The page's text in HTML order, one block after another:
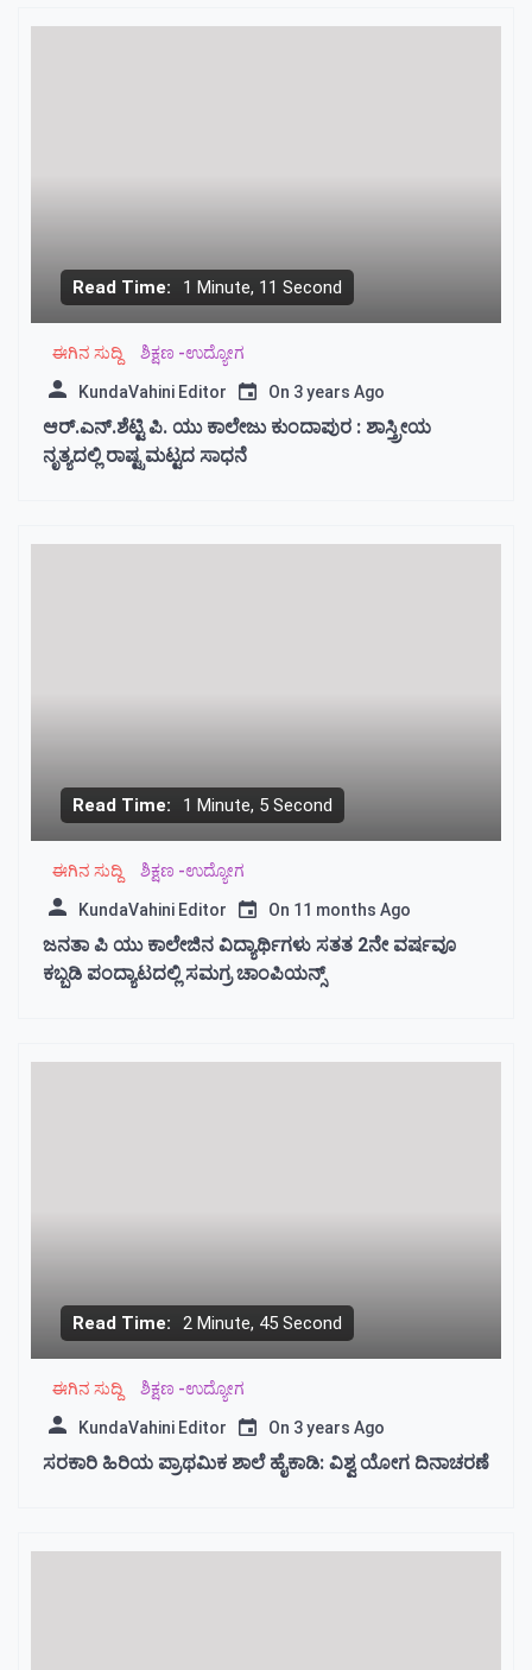
Read Time: 1 Minute, 11 Second
ಈಗಿನ ಸುದ್ದಿ ಶಿಕ್ಷಣ -ಉದ್ಯೋಗ
KundaVahini Editor On 3 years Ago
ಆರ್‌.ಎನ್.‌ಶೆಟ್ಟಿ ಪಿ. ಯು ಕಾಲೇಜು ಕುಂದಾಪುರ : ಶಾಸ್ತ್ರೀಯ
ನೃತ್ಯದಲ್ಲಿ ರಾಷ್ಟ್ರಮಟ್ಟದ ಸಾಧನೆ
Read Time: 1 Minute, 5 Second
ಈಗಿನ ಸುದ್ದಿ ಶಿಕ್ಷಣ -ಉದ್ಯೋಗ
KundaVahini Editor On 11 months Ago
ಜನತಾ ಪಿ ಯು ಕಾಲೇಜಿನ ವಿದ್ಯಾರ್ಥಿಗಳು ಸತತ 2ನೇ ವರ್ಷವೂ
ಕಬ್ಬಡಿ ಪಂದ್ಯಾಟದಲ್ಲಿ ಸಮಗ್ರ ಚಾಂಪಿಯನ್ಸ್
Read Time: 2 Minute, 45 Second
ಈಗಿನ ಸುದ್ದಿ ಶಿಕ್ಷಣ -ಉದ್ಯೋಗ
KundaVahini Editor On 3 years Ago
ಸರಕಾರಿ ಹಿರಿಯ ಪ್ರಾಥಮಿಕ ಶಾಲೆ ಹೈಕಾಡಿ: ವಿಶ್ವ ಯೋಗ ದಿನಾಚರಣೆ